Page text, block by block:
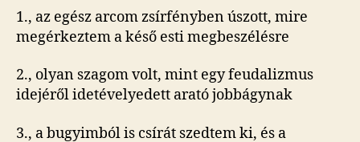
1., az egész arcom zsírfényben úszott, mire
megérkeztem a késő esti megbeszélésre
2., olyan szagom volt, mint egy feudalizmus
idejéről idetévelyedett arató jobbágynak
3., a bugyimból is csírát szedtem ki, és a